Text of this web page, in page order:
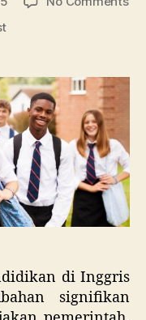
di Inggris
signifikan